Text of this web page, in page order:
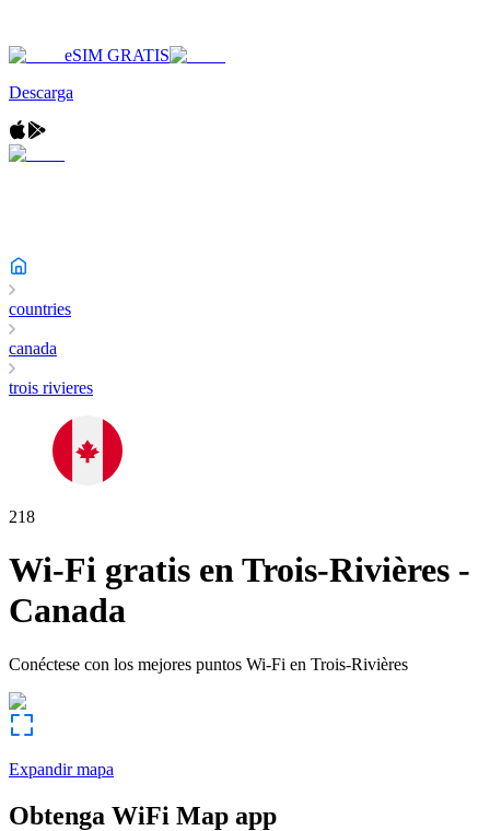
eSIM GRATIS
Descarga
countries
canada
trois rivieres
218
Wi-Fi gratis enTrois-Rivières -
Canada
Conéctese con los mejores puntos Wi-Fi en Trois-Rivières
Expandir mapa
Obtenga WiFi Map app